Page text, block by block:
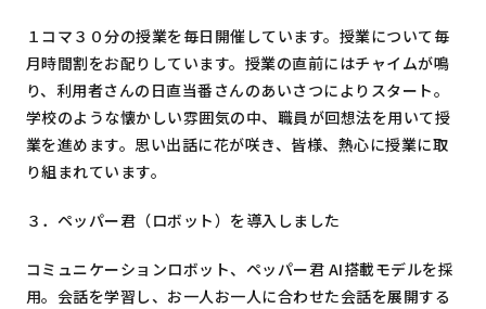
１コマ３０分の授業を毎日開催しています。授業について毎
月時間割をお配りしています。授業の直前にはチャイムが鳴
り、利用者さんの日直当番さんのあいさつによりスタート。
学校のような懐かしい雰囲気の中、職員が回想法を用いて授
業を進めます。思い出話に花が咲き、皆様、熱心に授業に取
り組まれています。
３．ペッパー君（ロボット）を導入しました
コミュニケーションロボット、ペッパー君 AI搭載モデルを採
用。会話を学習し、お一人お一人に合わせた会話を展開する